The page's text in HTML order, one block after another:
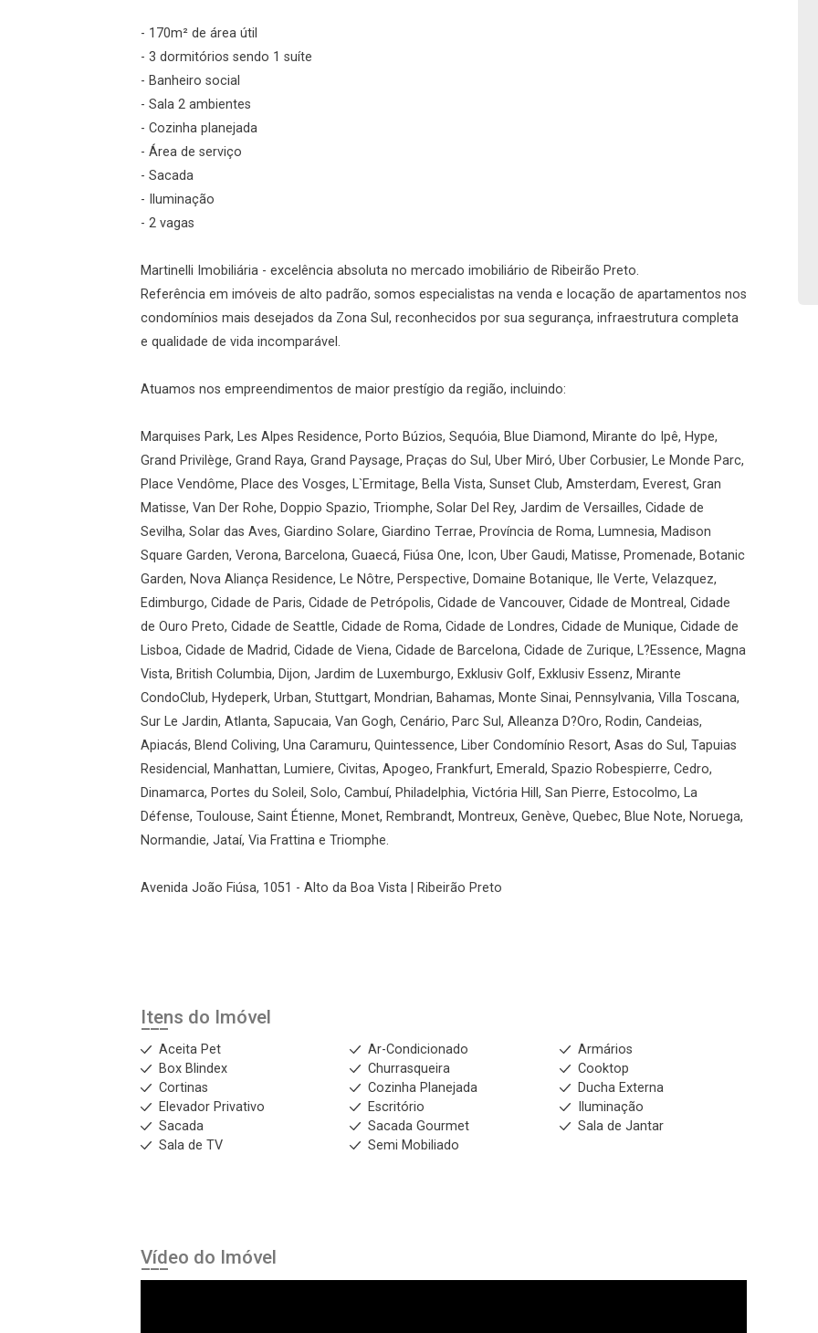
- 170m² de área útil
- 3 dormitórios sendo 1 suíte
- Banheiro social
- Sala 2 ambientes
- Cozinha planejada
- Área de serviço
- Sacada
- Iluminação
- 2 vagas
Martinelli Imobiliária - excelência absoluta no mercado imobiliário de Ribeirão Preto.
Referência em imóveis de alto padrão, somos especialistas na venda e locação de apartamentos nos
condomínios mais desejados da Zona Sul, reconhecidos por sua segurança, infraestrutura completa
e qualidade de vida incomparável.
Atuamos nos empreendimentos de maior prestígio da região, incluindo:
Marquises Park, Les Alpes Residence, Porto Búzios, Sequóia, Blue Diamond, Mirante do Ipê, Hype,
Grand Privilège, Grand Raya, Grand Paysage, Praças do Sul, Uber Miró, Uber Corbusier, Le Monde Parc,
Place Vendôme, Place des Vosges, L`Ermitage, Bella Vista, Sunset Club, Amsterdam, Everest, Gran
Matisse, Van Der Rohe, Doppio Spazio, Triomphe, Solar Del Rey, Jardim de Versailles, Cidade de
Sevilha, Solar das Aves, Giardino Solare, Giardino Terrae, Província de Roma, Lumnesia, Madison
Square Garden, Verona, Barcelona, Guaecá, Fiúsa One, Icon, Uber Gaudi, Matisse, Promenade, Botanic
Garden, Nova Aliança Residence, Le Nôtre, Perspective, Domaine Botanique, Ile Verte, Velazquez,
Edimburgo, Cidade de Paris, Cidade de Petrópolis, Cidade de Vancouver, Cidade de Montreal, Cidade
de Ouro Preto, Cidade de Seattle, Cidade de Roma, Cidade de Londres, Cidade de Munique, Cidade de
Lisboa, Cidade de Madrid, Cidade de Viena, Cidade de Barcelona, Cidade de Zurique, L?Essence, Magna
Vista, British Columbia, Dijon, Jardim de Luxemburgo, Exklusiv Golf, Exklusiv Essenz, Mirante
CondoClub, Hydeperk, Urban, Stuttgart, Mondrian, Bahamas, Monte Sinai, Pennsylvania, Villa Toscana,
Sur Le Jardin, Atlanta, Sapucaia, Van Gogh, Cenário, Parc Sul, Alleanza D?Oro, Rodin, Candeias,
Apiacás, Blend Coliving, Una Caramuru, Quintessence, Liber Condomínio Resort, Asas do Sul, Tapuias
Residencial, Manhattan, Lumiere, Civitas, Apogeo, Frankfurt, Emerald, Spazio Robespierre, Cedro,
Dinamarca, Portes du Soleil, Solo, Cambuí, Philadelphia, Victória Hill, San Pierre, Estocolmo, La
Défense, Toulouse, Saint Étienne, Monet, Rembrandt, Montreux, Genève, Quebec, Blue Note, Noruega,
Normandie, Jataí, Via Frattina e Triomphe.
Avenida João Fiúsa, 1051 - Alto da Boa Vista | Ribeirão Preto
Itens do Imóvel
Aceita Pet Ar-Condicionado
Armários
Box Blindex
Churrasqueira
Cooktop
Cortinas
Cozinha Planejada
Ducha Externa
Elevador Privativo
Escritório
Iluminação
Sacada
Sacada Gourmet
Sala de Jantar
Sala de TV
Semi Mobiliado
Vídeo do Imóvel
Cadastre-se
Agendar Visita